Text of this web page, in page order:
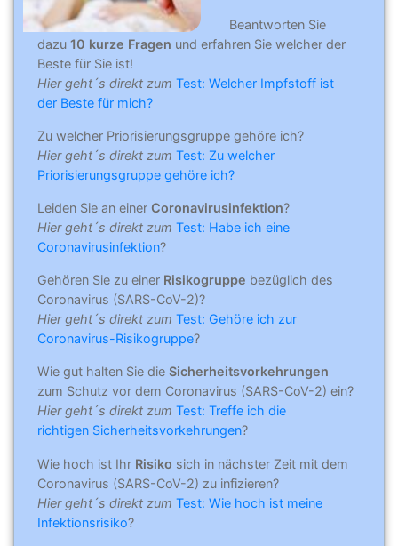
Beantworten Sie
dazu 10 kurze Fragen und erfahren Sie welcher der
Beste für Sie ist!
Hier geht´s direkt zum Test: Welcher Impfstoff ist
der Beste für mich?
Zu welcher Priorisierungsgruppe gehöre ich?
Hier geht´s direkt zum Test: Zu welcher
Priorisierungsgruppe gehöre ich?
Leiden Sie an einer Coronavirusinfektion?
Hier geht´s direkt zum Test: Habe ich eine
Coronavirusinfektion?
Gehören Sie zu einer Risikogruppe bezüglich des
Coronavirus (SARS-CoV-2)?
Hier geht´s direkt zum Test: Gehöre ich zur
Coronavirus-Risikogruppe?
Wie gut halten Sie die Sicherheitsvorkehrungen
zum Schutz vor dem Coronavirus (SARS-CoV-2) ein?
Hier geht´s direkt zum Test: Treffe ich die
richtigen Sicherheitsvorkehrungen?
Wie hoch ist Ihr Risiko sich in nächster Zeit mit dem
Coronavirus (SARS-CoV-2) zu infizieren?
Hier geht´s direkt zum Test: Wie hoch ist meine
Infektionsrisiko?